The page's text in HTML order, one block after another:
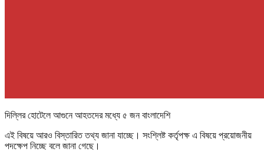
দিল্লির হোটেলে আগুনে আহতদের মধ্যে ৫ জন বাংলাদেশি
এই বিষয়ে আরও বিস্তারিত তথ্য জানা যাচ্ছে। সংশ্লিষ্ট কর্তৃপক্ষ এ বিষয়ে প্রয়োজনীয়
পদক্ষেপ নিচ্ছে বলে জানা গেছে।